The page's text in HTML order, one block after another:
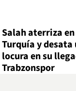
Salah aterriza en
Turquía y desata
locura en su
Trabzonspor